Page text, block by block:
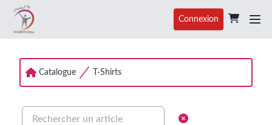
Connexion
Catalogue T-Shirts